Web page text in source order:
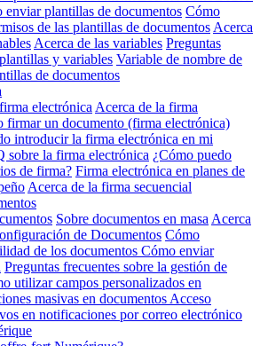
enviar plantillas de documentos Cómo
de las plantillas de documentos Acerca
Acerca de las variables Preguntas
y variables Variable de nombre de
de documentos
electrónica Acerca de la firma
firmar un documento (firma electrónica)
introducir la firma electrónica en mi
sobre la firma electrónica ¿Cómo puedo
de firma? Firma electrónica en planes de
Acerca de la firma secuencial
Sobre documentos en masa Acerca
de Documentos Cómo
de los documentos Cómo enviar
Preguntas frecuentes sobre la gestión de
utilizar campos personalizados en
masivas en documentos Acceso
en notificaciones por correo electrónico